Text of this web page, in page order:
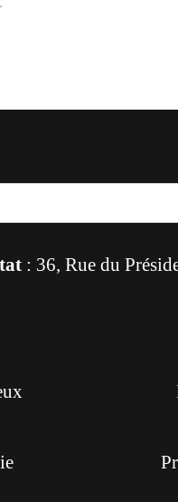
: 36, Rue du